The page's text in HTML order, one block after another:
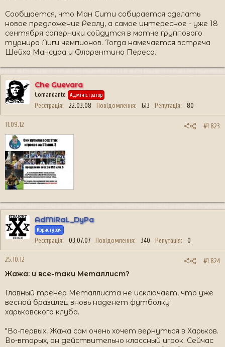
Сообщается, что Ман Сити собирается сделать
новое предложение Реалу, а самое интересное - уже 18
сентября соперники сойдутся в матче группового
турнира Лиги чемпионов. Тогда намечается встреча
Шейха Мансура и Флорентино Переса.
Che Guevara
Comandante Адміністратор
Реєстрація 22.03.08 Повідомлення 613 Репутація 80
11.09.12 #1 823
AdMiRaL_DyPa
Користувач
Реєстрація 03.07.07 Повідомлення 340 Репутація 0
25.10.12 #1 824
Жажа: и все-таки Металлист?
Главный тренер Металлиста не исключает, что уже
весной бразилец вновь наденет футболку
харьковского клуба.
"Во-первых, Жажа сам очень хочет вернуться в Харьков.
Во-вторых, он действительно классный игрок. Сейчас